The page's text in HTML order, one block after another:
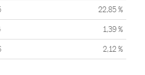
22,85 %
1,39 %
2,12 %